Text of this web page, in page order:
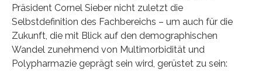
Präsident Cornel Sieber nicht zuletzt die
Selbstdefinition des Fachbereichs – um auch für die
Zukunft, die mit Blick auf den demographischen
Wandel zunehmend von Multimorbidität und
Polypharmazie geprägt sein wird, gerüstet zu sein: